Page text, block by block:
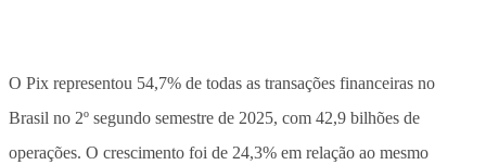
O Pix representou 54,7% de todas as transações financeiras no
Brasil no 2º segundo semestre de 2025, com 42,9 bilhões de
operações. O crescimento foi de 24,3% em relação ao mesmo